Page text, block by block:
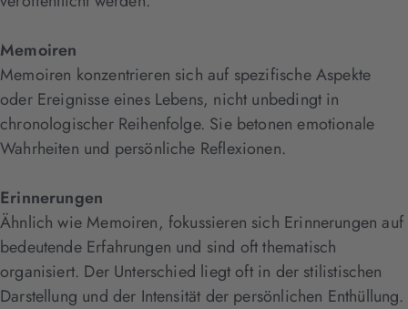
Memoiren
Memoiren konzentrieren sich auf spezifische Aspekte
oder Ereignisse eines Lebens, nicht unbedingt in
chronologischer Reihenfolge. Sie betonen emotionale
Wahrheiten und persönliche Reflexionen.
Erinnerungen
Ähnlich wie Memoiren, fokussieren sich Erinnerungen auf
bedeutende Erfahrungen und sind oft thematisch
organisiert. Der Unterschied liegt oft in der stilistischen
Darstellung und der Intensität der persönlichen Enthüllung.